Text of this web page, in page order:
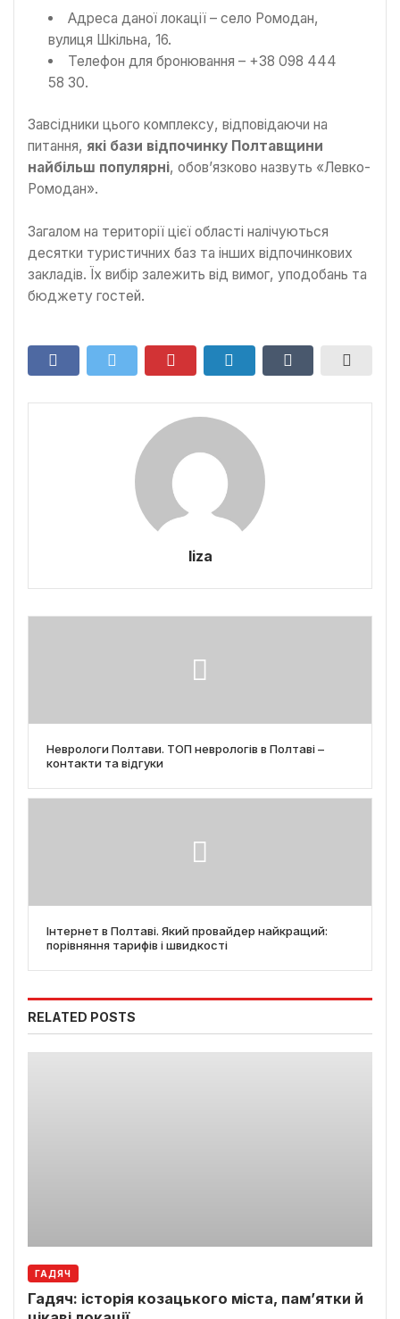
Адреса даної локації – село Ромодан,
вулиця Шкільна, 16.
Телефон для бронювання – +38 098 444
58 30.
Завсідники цього комплексу, відповідаючи на
питання, які бази відпочинку Полтавщини
найбільш популярні, обов’язково назвуть «Левко-
Ромодан».
Загалом на території цієї області налічуються
десятки туристичних баз та інших відпочинкових
закладів. Їх вибір залежить від вимог, уподобань та
бюджету гостей.
liza
Неврологи Полтави. ТОП неврологів в Полтаві –
контакти та відгуки
Інтернет в Полтаві. Який провайдер найкращий:
порівняння тарифів і швидкості
RELATED POSTS
ГАДЯЧ
Гадяч: історія козацького міста, пам’ятки й